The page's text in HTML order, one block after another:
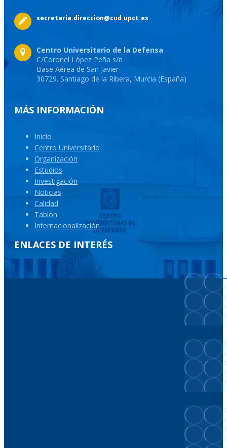
secretaria.direccion@cud.upct.es
Centro Universitario de la Defensa
C/Coronel López Peña s/n
Base Aérea de San Javier
30729. Santiago de la Ribera, Murcia (España)
MÁS INFORMACIÓN
Inicio
Centro Universitario
Organización
Estudios
Investigación
Noticias
Calidad
Tablón
Internacionalización
ENLACES DE INTERÉS